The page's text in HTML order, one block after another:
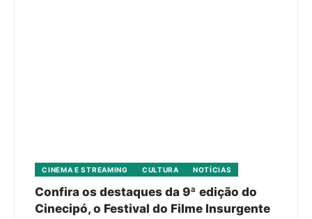
CINEMA E STREAMING CULTURA NOTÍCIAS
Confira os destaques da 9ª edição do
Cinecipó, o Festival do Filme Insurgente